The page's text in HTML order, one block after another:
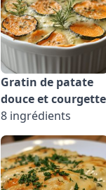
Gratin de patate
douce et courgette
8 ingrédients